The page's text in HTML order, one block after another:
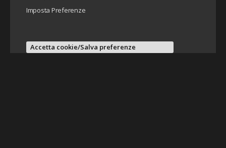
Imposta Preferenze
Accetta cookie/Salva preferenze